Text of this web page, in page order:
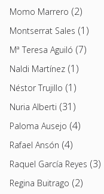
Momo Marrero (2)
Montserrat Sales (1)
Mª Teresa Aguiló (7)
Naldi Martínez (1)
Néstor Trujillo (1)
Nuria Alberti (31)
Paloma Ausejo (4)
Rafael Ansón (4)
Raquel García Reyes (3)
Regina Buitrago (2)